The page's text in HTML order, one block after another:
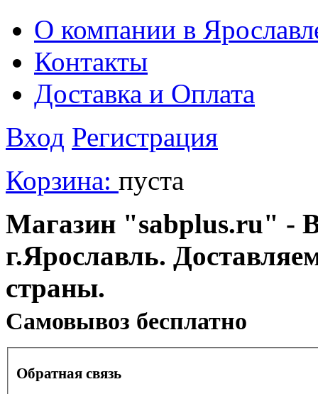
О компании в
Контакты
Доставка и Оплата
Вход Регистрация
Корзина: пуста
Магазин "sabplus.ru" -
г.Ярославль.
страны.
Cамовывоз бесплатно
Обратная связь